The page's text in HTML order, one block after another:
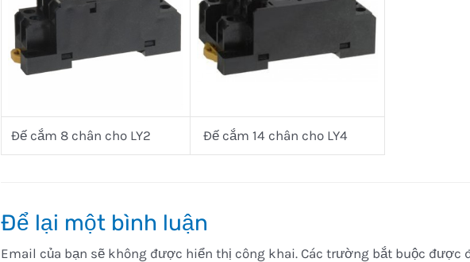
Đế cắm 8 chân cho LY2 Đế cắm 14 chân cho LY4
Để lại một bình luận
Email của bạn sẽ không được hiển thị công khai. Các trường bắt buộc được